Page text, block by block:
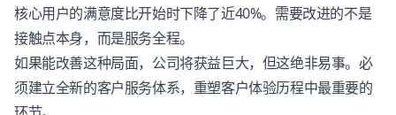
核心用户的满意度比开始时下降了近40%。需要改进的不是
接触点本身，而是服务全程。
如果能改善这种局面，公司将获益巨大，但这绝非易事。必
须建立全新的客户服务体系，重塑客户体验历程中最重要的